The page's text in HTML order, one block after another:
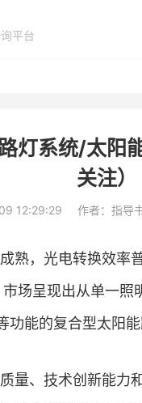
平台
灯系统/太阳
关注）
12:29:29 作者：指导
熟，光电转换效率
场呈现出从单一
能的复合型太阳能
量、技术创新能力